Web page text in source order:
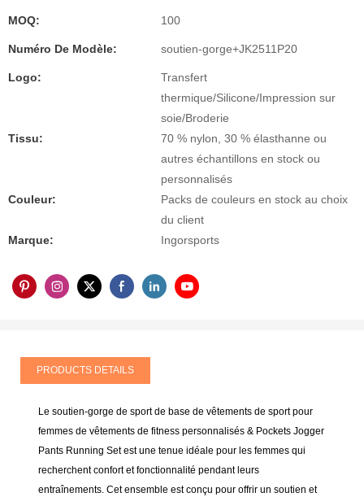
MOQ: 100
Numéro De Modèle: soutien-gorge+JK2511P20
Logo:
Transfert
thermique/Silicone/Impression sur
soie/Broderie
Tissu:
70 % nylon, 30 % élasthanne ou
autres échantillons en stock ou
personnalisés
Couleur:
Packs de couleurs en stock au choix
du client
Marque:
Ingorsports
PRODUCTS DETAILS
Le soutien-gorge de sport de base de vêtements de sport pour
femmes de vêtements de fitness personnalisés & Pockets Jogger
Pants Running Set est une tenue idéale pour les femmes qui
recherchent confort et fonctionnalité pendant leurs
entraînements. Cet ensemble est conçu pour offrir un soutien et